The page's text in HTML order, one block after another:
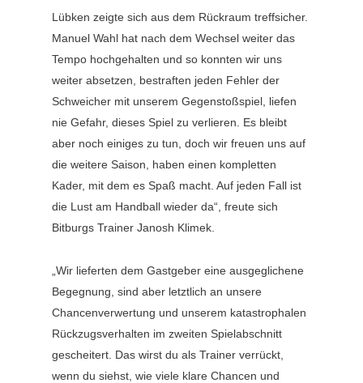
Lübken zeigte sich aus dem Rückraum treffsicher.
Manuel Wahl hat nach dem Wechsel weiter das
Tempo hochgehalten und so konnten wir uns
weiter absetzen, bestraften jeden Fehler der
Schweicher mit unserem Gegenstoßspiel, liefen
nie Gefahr, dieses Spiel zu verlieren. Es bleibt
aber noch einiges zu tun, doch wir freuen uns auf
die weitere Saison, haben einen kompletten
Kader, mit dem es Spaß macht. Auf jeden Fall ist
die Lust am Handball wieder da“, freute sich
Bitburgs Trainer Janosh Klimek.
„Wir lieferten dem Gastgeber eine ausgeglichene
Begegnung, sind aber letztlich an unsere
Chancenverwertung und unserem katastrophalen
Rückzugsverhalten im zweiten Spielabschnitt
gescheitert. Das wirst du als Trainer verrückt,
wenn du siehst, wie viele klare Chancen und